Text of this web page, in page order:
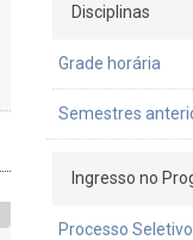
Disciplinas
Grade horária
Semestres
Ingresso no
Processo Seletivo